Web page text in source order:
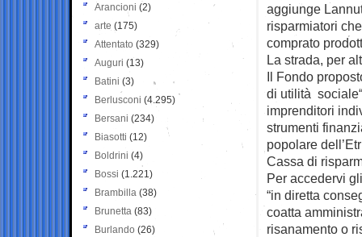
aggiunge
risparmiatori
comprato
La strada, per
Il Fondo
di utilità
imprenditori
strumenti
popolare
Cassa di
Per accedervi
“in diretta
coatta
risanamento o
Arancioni (2)
arte (175)
Attentato (329)
Auguri (13)
Batini (3)
Berlusconi (4.295)
Bersani (234)
Biasotti (12)
Boldrini (4)
Bossi (1.221)
Brambilla (38)
Brunetta (83)
Burlando (26)